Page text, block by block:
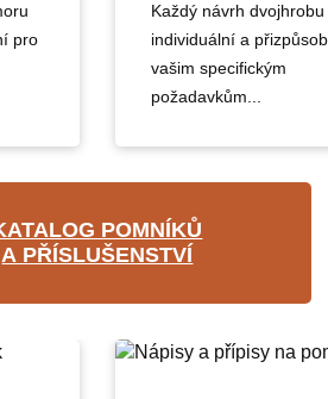
pro
Každý návrh dvojhrobu
individuální a
vašim specifickým
požadavkům...
POMNÍKŮ
A PŘÍSLUŠENSTVÍ